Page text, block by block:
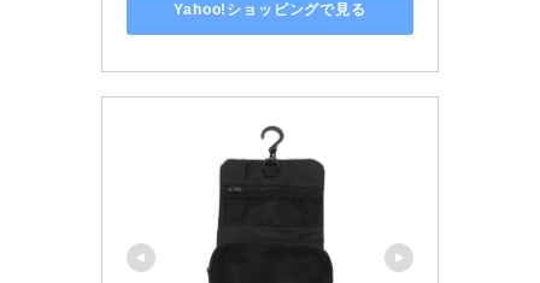
Yahoo!ショッピングで見る